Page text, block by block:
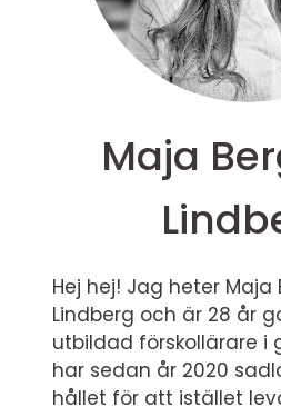
Maja
Hej hej! Jag heter Maja
Lindberg och är 28 år
utbildad förskollärare i
har sedan år 2020
hållet för att istället